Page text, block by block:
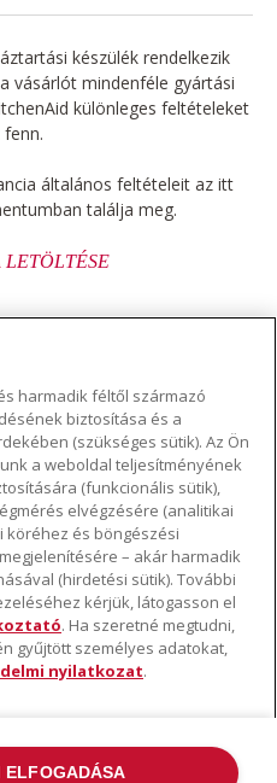
készülék rendelkezik
vásárlót mindenféle gyártási
különleges feltételeket
általános feltételeit az itt
találja meg.
LETÖLTÉSE
harmadik féltől származó
biztosítása és a
(szükséges sütik). Az Ön
a weboldal teljesítményének
(funkcionális sütik),
elvégzésére (analitikai
köréhez és böngészési
– akár harmadik
(hirdetési sütik). További
kérjük, látogasson el
. Ha szeretné megtudni,
gyűjtött személyes adatokat,
nyilatkozat.
ELFOGADÁSA